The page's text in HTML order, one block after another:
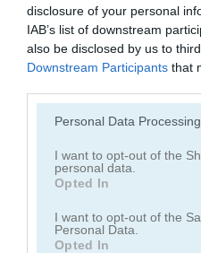
disclosure of your personal
IAB’s list of downstream
also be disclosed by us to
Downstream Participants that
Personal Data
I want to opt-out of the
personal data.
Opted In
I want to opt-out of the
Personal Data.
Opted In
Categorías Relacionadas
juegos de belleza
juegos de vestir
juegos de hadas